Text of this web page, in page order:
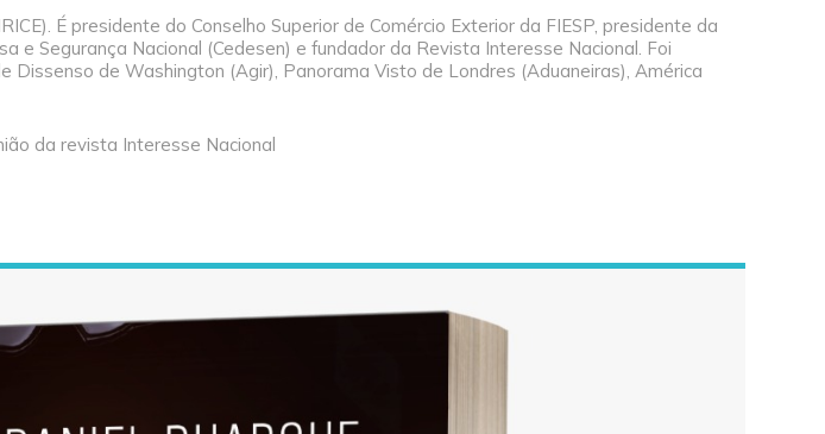
É presidente do Conselho Superior de Comércio Exterior da FIESP, presidente da
Segurança Nacional (Cedesen) e fundador da Revista Interesse Nacional. Foi
de Washington (Agir), Panorama Visto de Londres (Aduaneiras), América
da revista Interesse Nacional